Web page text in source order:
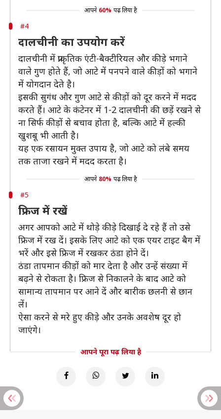
आपने 60% पढ़ लिया है
#4
दालचीनी का उपयोग करें
दालचीनी में प्राकृतिक एंटी-बैक्टीरियल और कीड़े भगाने
वाले गुण होते हैं, जो आटे में पनपने वाले कीड़ों को भगाने
में योगदान देते है।
इसकी सुगंध और गुण आटे से कीड़ों को दूर करने में मदद
करते हैं। आटे के कंटेनर में 1-2 दालचीनी की छड़ें रखने से
ना सिर्फ कीड़ों से बचाव होता है, बल्कि आटे में हल्की
खुशबू भी आती है।
यह एक रसायन मुक्त उपाय है, जो आटे को लंबे समय
तक ताजा रखने में मदद करता है।
आपने 80% पढ़ लिया है
#5
फ्रिज में रखें
अगर आपको आटे में थोड़े कीड़े दिखाई दे रहे हैं तो उसे
फ्रिज में रख दें। इसके लिए आटे को एक एयर टाइट बैग में
भरें और इसे फ्रिज में रखकर ठंडा होने दें।
ठंडा तापमान कीड़ों को मार देता है और उन्हें संख्या में
बढ़ने से रोकता है। फ्रिज से निकालने के बाद आटे को
सामान्य तापमान पर आने दें और बारीक छलनी से छान
लें।
ऐसा करने से मरे हुए कीड़े और उनके अवशेष दूर हो
जाएंगे।
आपने पूरा पढ़ लिया है